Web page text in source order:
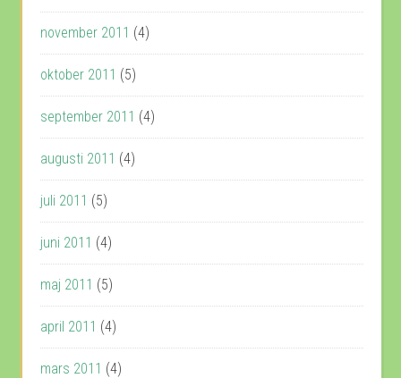
november 2011 (4)
oktober 2011 (5)
september 2011 (4)
augusti 2011 (4)
juli 2011 (5)
juni 2011 (4)
maj 2011 (5)
april 2011 (4)
mars 2011 (4)